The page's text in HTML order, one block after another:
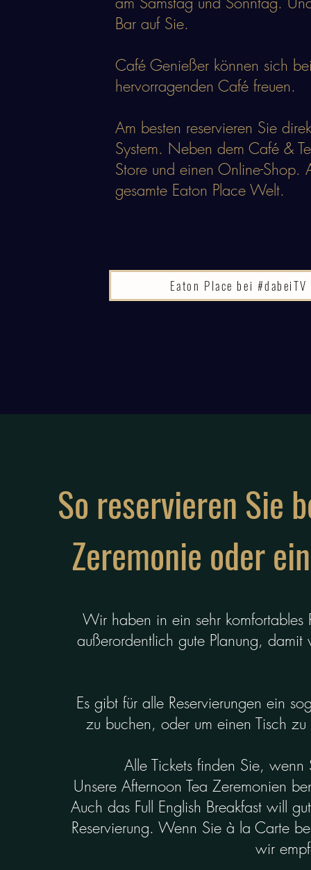
Bar auf Sie.
Café Genießer können sich
hervorragenden Café freuen.
Am besten reservieren Sie
System. Neben dem Café &
Store und einen Online-Shop.
gesamte Eaton Place Welt.
Eaton Place bei
So reservieren Sie
Zeremonie oder
Wir haben in ein sehr komfortables
außerordentlich gute Planung,
Es gibt für alle Reservierungen ein
zu buchen, oder um einen Tisch
Alle Tickets finden Sie, wenn
Unsere Afternoon Tea Zeremonien
Auch das Full English Breakfast will
Reservierung. Wenn Sie à la Carte
wir